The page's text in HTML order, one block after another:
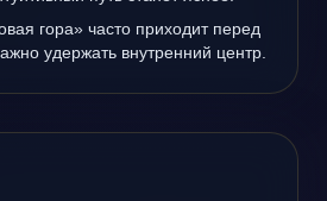
гора» часто приходит перед
удержать внутренний центр.